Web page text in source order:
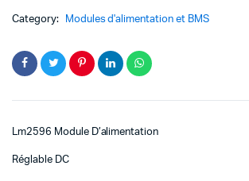
Category: Modules d'alimentation et BMS
Lm2596 Module D’alimentation
Réglable DC